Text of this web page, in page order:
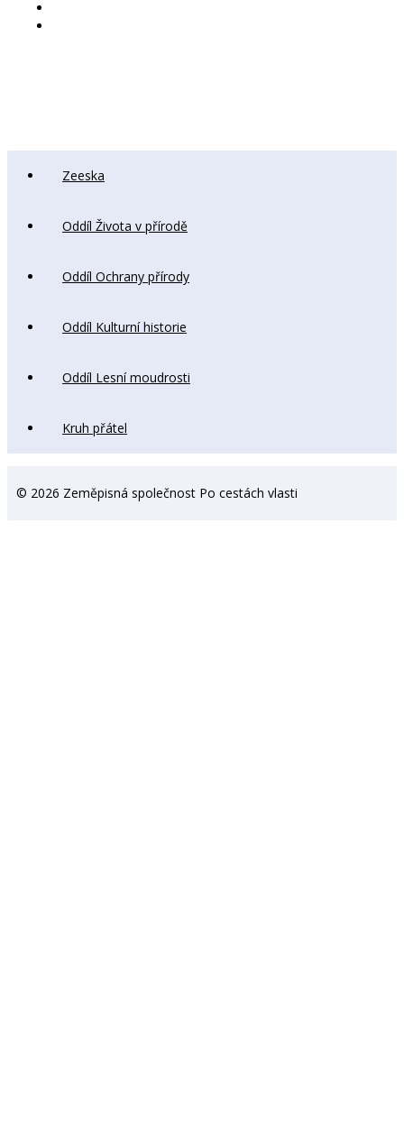
Zeeska
Oddíl Života v přírodě
Oddíl Ochrany přírody
Oddíl Kulturní historie
Oddíl Lesní moudrosti
Kruh přátel
© 2026 Zeměpisná společnost Po cestách vlasti